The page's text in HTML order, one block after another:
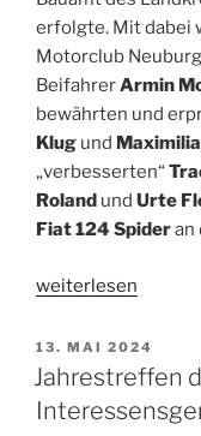
erfolgte. Mit dabei
Motorclub
BeifahrerArmin
bewährten und
Klug und
„verbesserten“
Roland und Urte
Fiat 124 Spideran
„Orientierungsfahrt
Scuderia
Neuburg“
weiterlesen
VERÖFFENTLICHT
AM
13. MAI 2024
Jahrestreffen